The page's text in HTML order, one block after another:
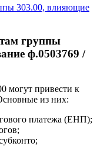
303.00, влияющие
группы
ф.0503769 /
могут привести к
из них:
платежа (ЕНП);